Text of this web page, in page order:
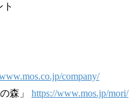
company/
森」 https://www.mos.jp/mori/